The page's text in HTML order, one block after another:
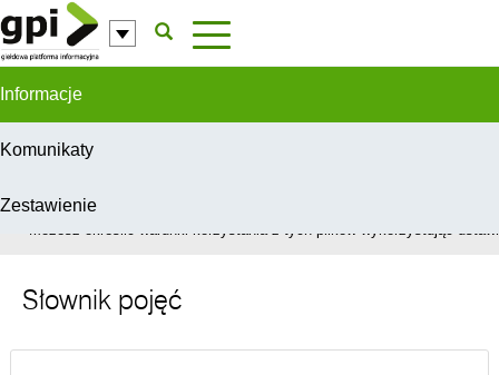
Przejdź do komentarzy
Informacje
Komunikaty
Zestawienie
W celu świadczenia usług na najwyższym poziomie, serwis GPI
Możesz określić warunki korzystania z tych plików wykorzystując
Słownik pojęć